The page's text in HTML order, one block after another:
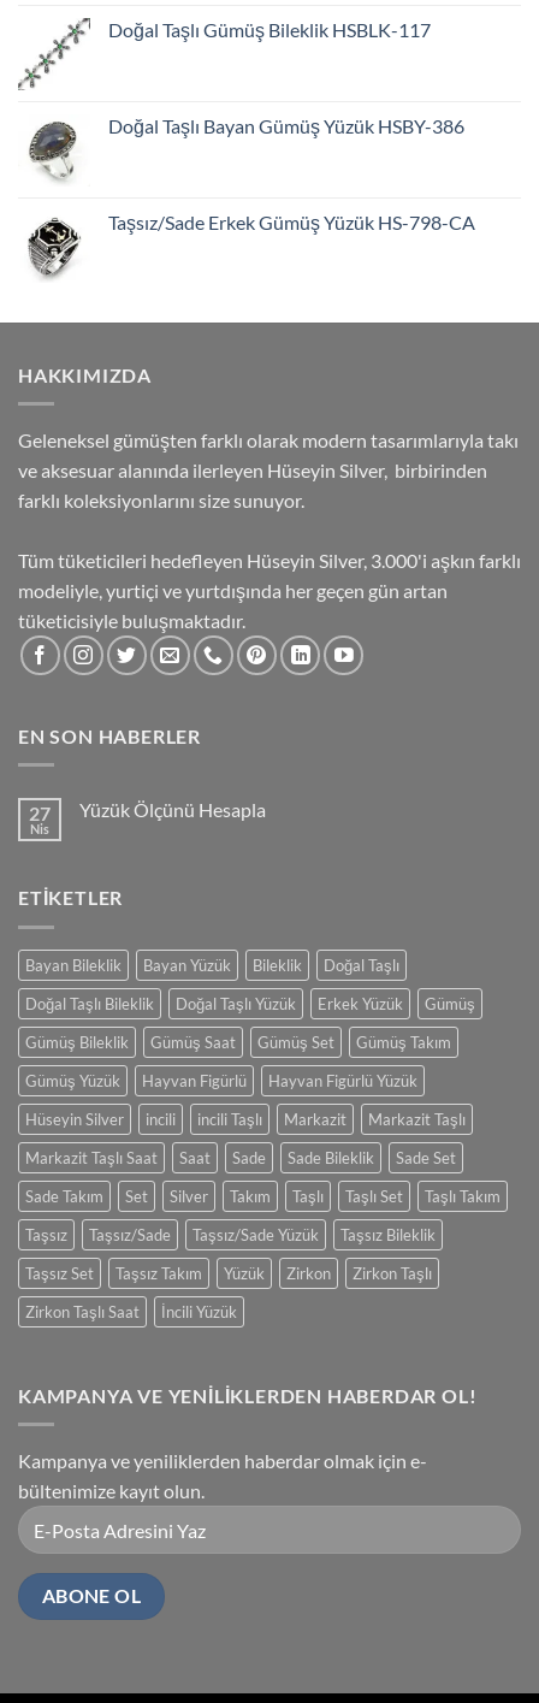
Doğal Taşlı Gümüş Bileklik HSBLK-117
Doğal Taşlı Bayan Gümüş Yüzük HSBY-386
Taşsız/Sade Erkek Gümüş Yüzük HS-798-CA
HAKKIMIZDA
Geleneksel gümüşten farklı olarak modern tasarımlarıyla takı
ve aksesuar alanında ilerleyen Hüseyin Silver, birbirinden
farklı koleksiyonlarını size sunuyor.
Tüm tüketicileri hedefleyen Hüseyin Silver, 3.000'i aşkın farklı
modeliyle, yurtiçi ve yurtdışında her geçen gün artan
tüketicisiyle buluşmaktadır.
EN SON HABERLER
27
Nis
Yüzük Ölçünü Hesapla
Hesapla
ETIKETLER
Bayan Bileklik Bayan Yüzük Bileklik
Doğal Taşlı
Doğal Taşlı Bileklik
Doğal Taşlı Yüzük Erkek Yüzük
Gümüş
Gümüş Bileklik
Gümüş Saat Gümüş Set
Gümüş Takım
Gümüş Yüzük
Hayvan Figürlü
Hayvan Figürlü Yüzük
Hüseyin Silver
incili incili Taşlı Markazit
Markazit Taşlı
Markazit Taşlı Saat
Saat Sade Sade Bileklik
Sade Set
Sade Takım
Set Silver Takım Taşlı Taşlı Set
Taşlı Takım
Taşsız
Taşsız/Sade Taşsız/Sade Yüzük
Taşsız Bileklik
Taşsız Set
Taşsız Takım Yüzük Zirkon
Zirkon Taşlı
Zirkon Taşlı Saat
İncili Yüzük
KAMPANYA VE YENİLİKLERDEN HABERDAR OL!
Kampanya ve yeniliklerden haberdar olmak için e-
bültenimize kayıt olun.